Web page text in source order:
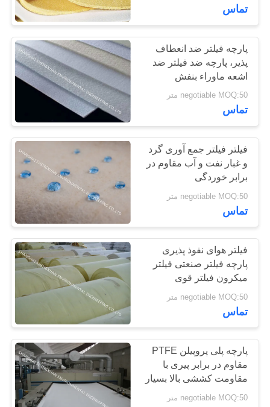
مسکن فیلتر کیسه ای
37
کیسه های Micron
فیلتر
25
کارتریج فیلتر شسته
شده
14
تماس
پارچه فیلتر ضد انعطاف
پذیر، پارچه ضد فیلتر ضد
اشعه ماوراء بنفش
negotiable MOQ:50 متر
تماس
فیلتر فیلتر جمع آوری گرد
و غبار نفت و آب مقاوم در
برابر خوردگی
negotiable MOQ:50 متر
تماس
فیلتر هوای نفوذ پذیری
پارچه فیلتر صنعتی فیلتر
میکرون فیلتر قوی
negotiable MOQ:50 متر
تماس
پارچه پلی پروپیلن PTFE
مقاوم در برابر پیری با
مقاومت کششی بالا بسیار
پایدار است
negotiable MOQ:50 متر